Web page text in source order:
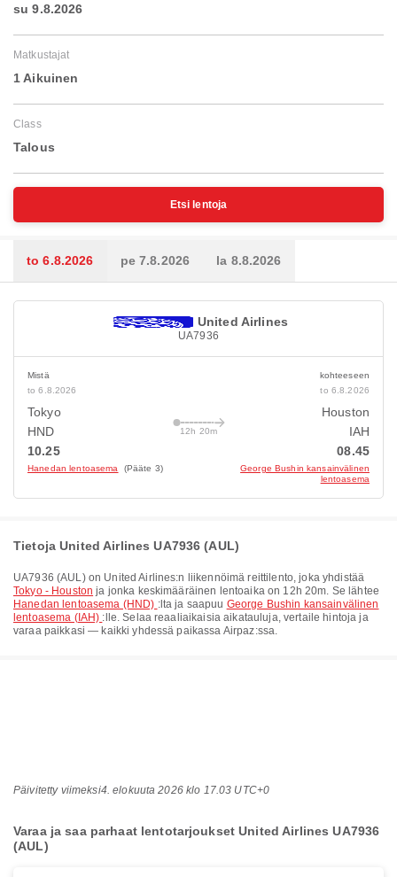
su 9.8.2026
Matkustajat
1 Aikuinen
Class
Talous
Etsi lentoja
to 6.8.2026 pe 7.8.2026 la 8.8.2026
United Airlines
UA7936
Mistä
to 6.8.2026
Tokyo
HND
10.25
Hanedan lentoasema (Pääte 3)
12h 20m
kohteeseen
to 6.8.2026
Houston
IAH
08.45
George Bushin kansainvälinen
lentoasema
Tietoja United Airlines UA7936 (AUL)
UA7936 (AUL) on United Airlines:n liikennöimä reittilento, joka yhdistää
Tokyo - Houston ja jonka keskimääräinen lentoaika on 12h 20m. Se lähtee
Hanedan lentoasema (HND) :lta ja saapuu George Bushin kansainvälinen
lentoasema (IAH) :lle. Selaa reaaliaikaisia aikatauluja, vertaile hintoja ja
varaa paikkasi — kaikki yhdessä paikassa Airpaz:ssa.
Päivitetty viimeksi4. elokuuta 2026 klo 17.03 UTC+0
Varaa ja saa parhaat lentotarjoukset United Airlines UA7936
(AUL)